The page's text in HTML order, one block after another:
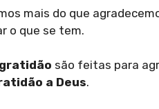
mais do que
o que se tem.
são feitas para
a Deus.